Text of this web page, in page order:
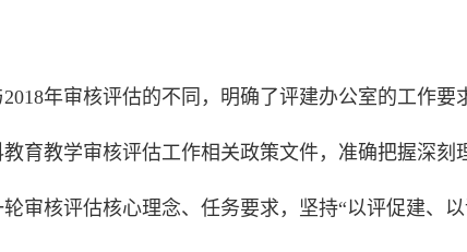
年审核评估的不同，明确了评建办公室的工作要
育教学审核评估工作相关政策文件，准确把握深刻
审核评估核心理念、任务要求，坚持“以评促建、